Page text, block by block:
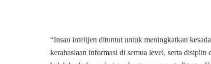
“Insan intelijen dituntut untuk meningkatkan
kerahasiaan informasi di semua level, serta